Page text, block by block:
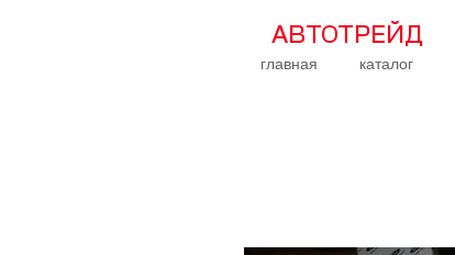
АВТОТРЕЙД
главная каталог